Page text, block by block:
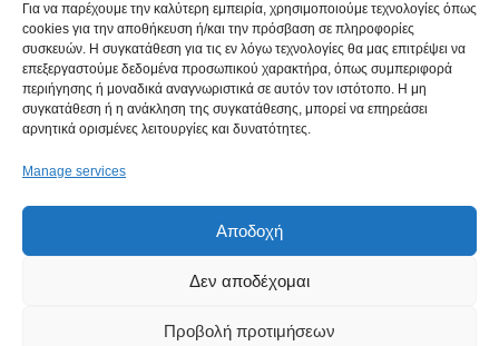
Για να παρέχουμε την καλύτερη εμπειρία, χρησιμοποιούμε τεχνολογίες όπως
cookies για την αποθήκευση ή/και την πρόσβαση σε πληροφορίες
συσκευών. Η συγκατάθεση για τις εν λόγω τεχνολογίες θα μας επιτρέψει να
επεξεργαστούμε δεδομένα προσωπικού χαρακτήρα, όπως συμπεριφορά
περιήγησης ή μοναδικά αναγνωριστικά σε αυτόν τον ιστότοπο. Η μη
συγκατάθεση ή η ανάκληση της συγκατάθεσης, μπορεί να επηρεάσει
αρνητικά ορισμένες λειτουργίες και δυνατότητες.
Manage services
Αποδοχή
Δεν αποδέχομαι
Προβολή προτιμήσεων
Eγγραφή στο newsletter
First Name